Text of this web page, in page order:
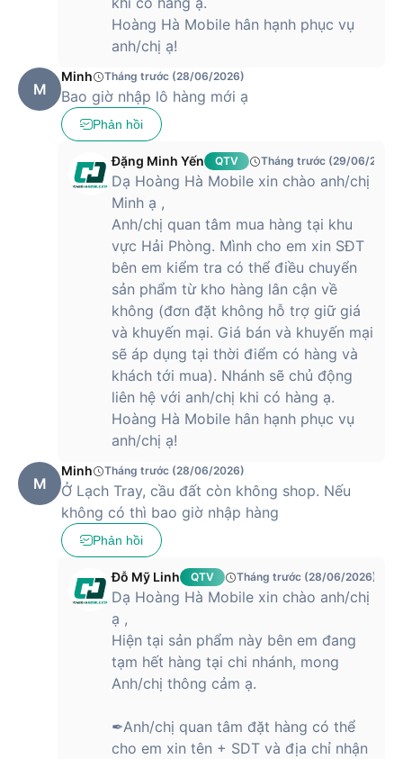
Hoàng Hà Mobile hân hạnh phục vụ
anh/chị ạ!
M
Minh Tháng trước (28/06/2026)
Bao giờ nhập lô hàng mới ạ
Phản hồi
Đặng Minh Yến QTV Tháng trước (29/06/2026)
Dạ Hoàng Hà Mobile xin chào anh/chị
Minh ạ ,
Anh/chị quan tâm mua hàng tại khu
vực Hải Phòng. Mình cho em xin SĐT
bên em kiểm tra có thể điều chuyển
sản phẩm từ kho hàng lân cận về
không (đơn đặt không hỗ trợ giữ giá
và khuyến mại. Giá bán và khuyến mại
sẽ áp dụng tại thời điểm có hàng và
khách tới mua). Nhánh sẽ chủ động
liên hệ với anh/chị khi có hàng ạ.
Hoàng Hà Mobile hân hạnh phục vụ
anh/chị ạ!
M
Minh Tháng trước (28/06/2026)
Ở Lạch Tray, cầu đất còn không shop. Nếu
không có thì bao giờ nhập hàng
Phản hồi
Đỗ Mỹ Linh QTV Tháng trước (28/06/2026)
Dạ Hoàng Hà Mobile xin chào anh/chị
ạ ,
Hiện tại sản phẩm này bên em đang
tạm hết hàng tại chi nhánh, mong
Anh/chị thông cảm ạ.
✒Anh/chị quan tâm đặt hàng có thể
cho em xin tên + SDT và địa chỉ nhận